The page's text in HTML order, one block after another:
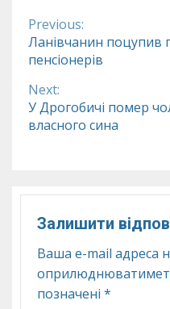
Continue
Reading
Previous:
Ланівчанин поцупив
пенсіонерів
Next:
У Дрогобичі помер
власного сина
Залишити
Ваша e-mail адреса
позначені *